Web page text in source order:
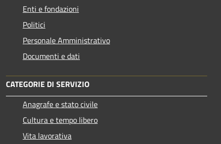
Enti e fondazioni
Politici
Personale Amministrativo
Documenti e dati
CATEGORIE DI SERVIZIO
Anagrafe e stato civile
Cultura e tempo libero
Vita lavorativa